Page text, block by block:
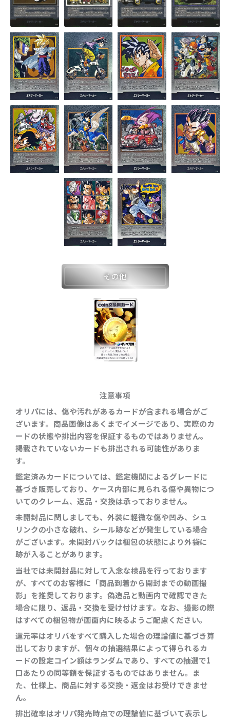
その他
注意事項
オリパには、傷や汚れがあるカードが含まれる場合がご
ざいます。商品画像はあくまでイメージであり、実際のカ
ードの状態や排出内容を保証するものではありません。
掲載されていないカードも排出される可能性がありま
す。
鑑定済みカードについては、鑑定機関によるグレードに
基づき販売しており、ケース内部に見られる傷や異物につ
いてのクレーム、返品・交換は承っておりません。
未開封品に関しましても、外装に軽微な傷や凹み、シュ
リンクの小さな破れ、シール跡などが発生している場合
がございます。未開封パックは梱包の状態により外袋に
跡が入ることがあります。
当社では未開封品に対して入念な検品を行っております
が、すべてのお客様に「商品到着から開封までの動画撮
影」を推奨しております。偽造品と動画内で確認できた
場合に限り、返品・交換を受け付けます。なお、撮影の際
はすべての梱包物が画面内に映るようご配慮ください。
還元率はオリパをすべて購入した場合の理論値に基づき算
出しておりますが、個々の抽選結果によって得られるカ
ードの設定コイン額はランダムであり、すべての抽選で1
口あたりの同等額を保証するものではありません。ま
た、仕様上、商品に対する交換・返金はお受けできませ
ん。
排出確率はオリパ発売時点での理論値に基づいて表示し